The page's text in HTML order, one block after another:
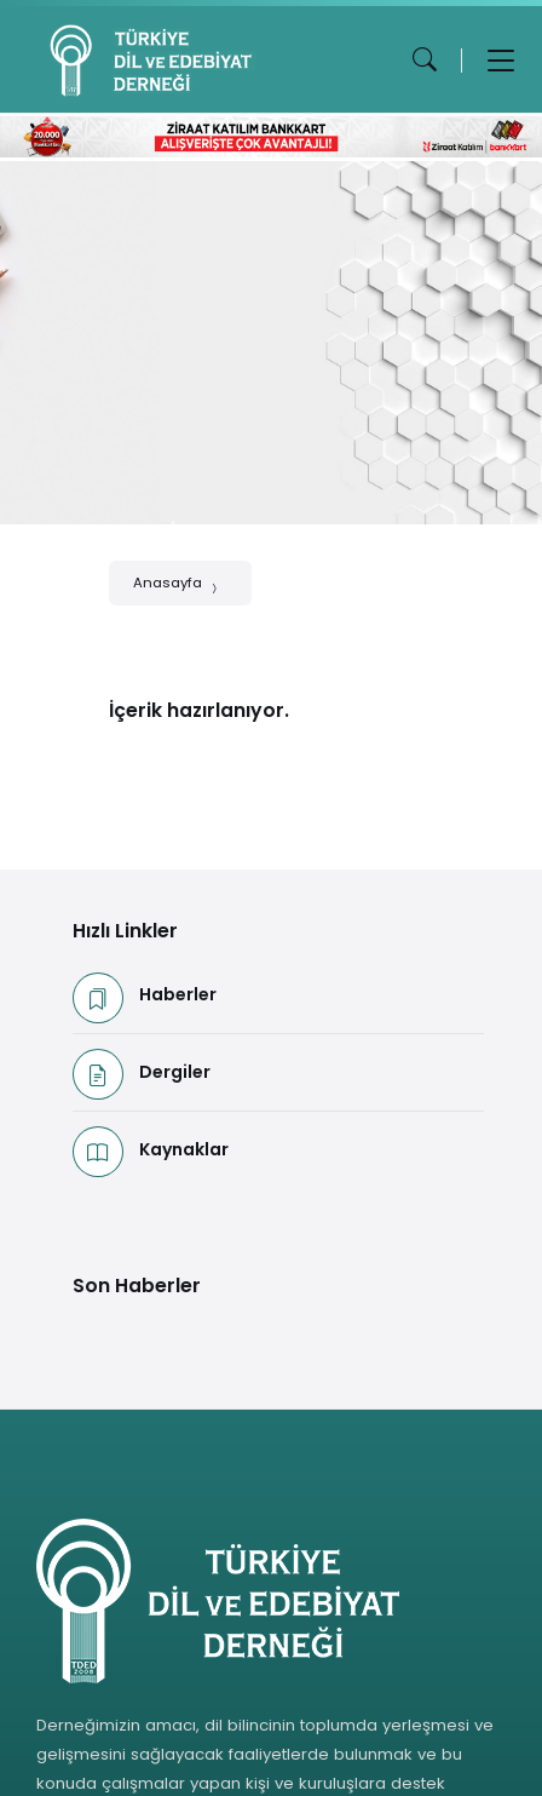
Anasayfa
İçerik hazırlanıyor.
Hızlı Linkler
Haberler
Dergiler
Kaynaklar
Son Haberler
Derneğimizin amacı, dil bilincinin toplumda yerleşmesi ve
gelişmesini sağlayacak faaliyetlerde bulunmak ve bu
konuda çalışmalar yapan kişi ve kuruluşlara destek